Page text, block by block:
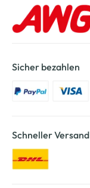
Sicher bezahlen
Schneller Versand